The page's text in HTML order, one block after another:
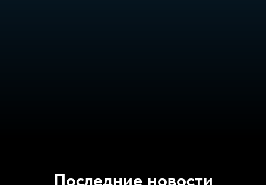
Последние новости